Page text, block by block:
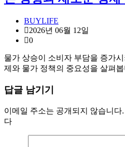
BUYLIFE
2026년 06월 12일
0
물가 상승이 소비자 부담을 증가
제와 물가 정책의 중요성을 살펴
답글 남기기
이메일 주소는 공개되지 않습니다.
다